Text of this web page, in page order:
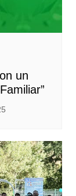
un